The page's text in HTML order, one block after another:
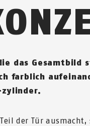
das Gesamtbild
farblich
zylinder.
der Tür ausmacht,